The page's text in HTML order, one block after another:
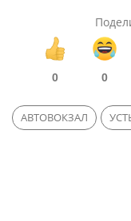
0 0
АВТОВОКЗАЛ